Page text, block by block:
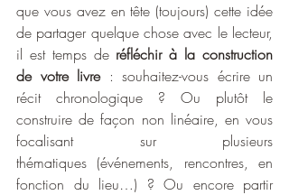
que vous avez en tête (toujours) cette idée
de partager quelque chose avec le lecteur,
il est temps de réfléchir à la construction
de votre livre : souhaitez-vous écrire un
récit chronologique ? Ou plutôt le
construire de façon non linéaire, en vous
focalisant sur plusieurs
thématiques (événements, rencontres, en
fonction du lieu…) ? Ou encore partir